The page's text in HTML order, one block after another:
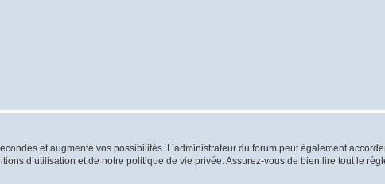
et augmente vos possibilités. L’administrateur du forum peut également
d’utilisation et de notre politique de vie privée. Assurez-vous de bien lire tout le